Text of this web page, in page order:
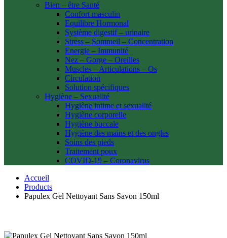
Bien – être Santé
Confort masculin
Equilibre Hormonal
Système digestif – urinaire
Stress – Sommeil – Concentration
Energie – Immunité
Nez – Gorge – Oreilles
Muscles – Articulations – Os
Circulation
Solution spécifiques
Hygiène – Sexualité
Hygiène intime et sexualité
Hygiène corporelle
Hygiène buccale
Hygiène des mains et des ongles
Soins des pieds
Traitement poux
COVID-19 – Coronavirus
Accueil
Products
Papulex Gel Nettoyant Sans Savon 150ml